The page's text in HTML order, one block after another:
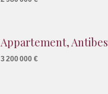
Appartement, Antibes
3 200 000 €